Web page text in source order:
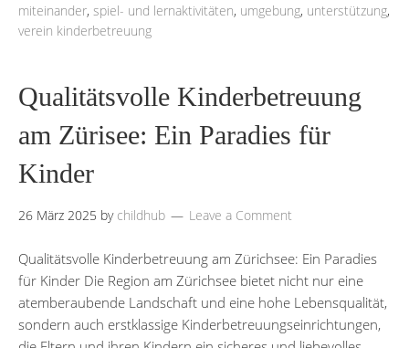
miteinander, spiel- und lernaktivitäten, umgebung, unterstützung,
verein kinderbetreuung
Qualitätsvolle Kinderbetreuung
am Zürisee: Ein Paradies für
Kinder
26 März 2025 by childhub Leave a Comment
Qualitätsvolle Kinderbetreuung am Zürichsee: Ein Paradies
für Kinder Die Region am Zürichsee bietet nicht nur eine
atemberaubende Landschaft und eine hohe Lebensqualität,
sondern auch erstklassige Kinderbetreuungseinrichtungen,